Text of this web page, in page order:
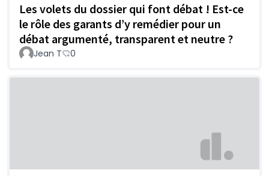
Les volets du dossier qui font débat ! Est-ce
le rôle des garants d’y remédier pour un
débat argumenté, transparent et neutre ?
Jean T 0